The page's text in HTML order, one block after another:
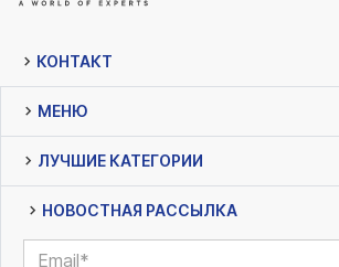
КОНТАКТ
МЕНЮ
ЛУЧШИЕ КАТЕГОРИИ
НОВОСТНАЯ РАССЫЛКА